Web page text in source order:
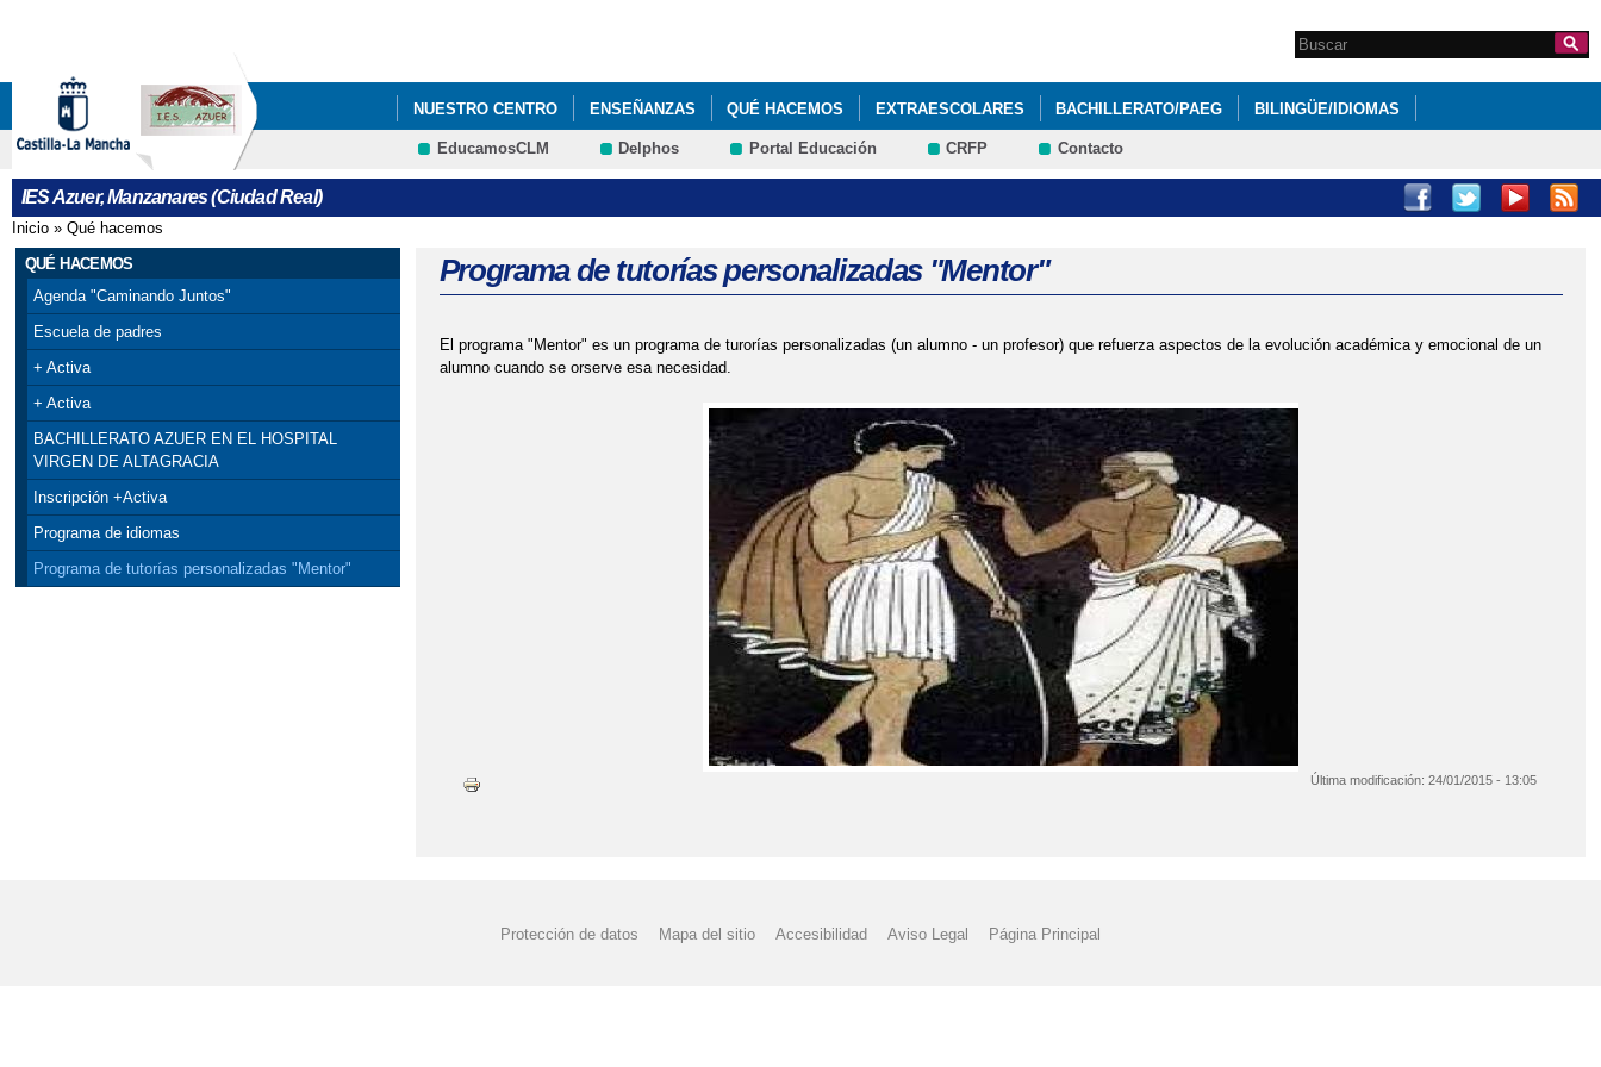
Formulario de
búsqueda
Search this site
NUESTRO CENTRO ENSEÑANZAS QUÉ HACEMOS EXTRAESCOLARES BACHILLERATO/PAEG BILINGÜE/IDIOMAS
BLOG DE ORIENTACIÓN EDUCACIÓN P.A.E.G. P.A.E.G. PLATAFORMA EDUCATIVA IES AZUER
EducamosCLM Delphos Portal Educación CRFP Contacto
IES Azuer, Manzanares (Ciudad Real)
Se encuentra usted aquí
Inicio » Qué hacemos
QUÉ HACEMOS
Agenda "Caminando Juntos"
Escuela de padres
+ Activa
+ Activa
BACHILLERATO AZUER EN EL HOSPITAL
VIRGEN DE ALTAGRACIA
Inscripción +Activa
Programa de idiomas
Programa de tutorías personalizadas "Mentor"
Programa de tutorías personalizadas "Mentor"
El programa "Mentor" es un programa de turorías personalizadas (un alumno - un profesor) que refuerza aspectos de la evolución académica y emocional de un
alumno cuando se orserve esa necesidad.
Última modificación:24/01/2015 - 13:05
Protección de datos Mapa del sitio Accesibilidad Aviso Legal Página Principal